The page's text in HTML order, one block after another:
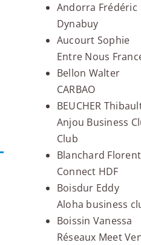
Andorra Frédéric
Dynabuy
Aucourt Sophie
Entre Nous
Bellon Walter
CARBAO
BEUCHER
Anjou Business
Club
Blanchard
Connect HDF
Boisdur Eddy
Aloha business
Boissin Vanessa
Réseaux Meet